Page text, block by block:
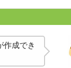
作成でき